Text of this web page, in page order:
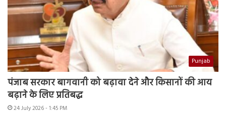
Punjab
पंजाब सरकार बागवानी को बढ़ावा देने और किसानों की आय
बढ़ाने के लिए प्रतिबद्ध
24 July 2026 - 1:45 PM